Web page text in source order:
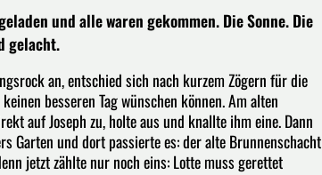
und alle waren gekommen. Die Sonne. Die
gelacht.
an, entschied sich nach kurzem Zögern für die
besseren Tag wünschen können. Am alten
auf Joseph zu, holte aus und knallte ihm eine. Dann
Garten und dort passierte es: der alte Brunnenschacht
jetzt zählte nur noch eins: Lotte muss gerettet